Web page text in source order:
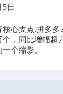
5日
核心支点,拼多多
个，同比增幅超
个缩影。